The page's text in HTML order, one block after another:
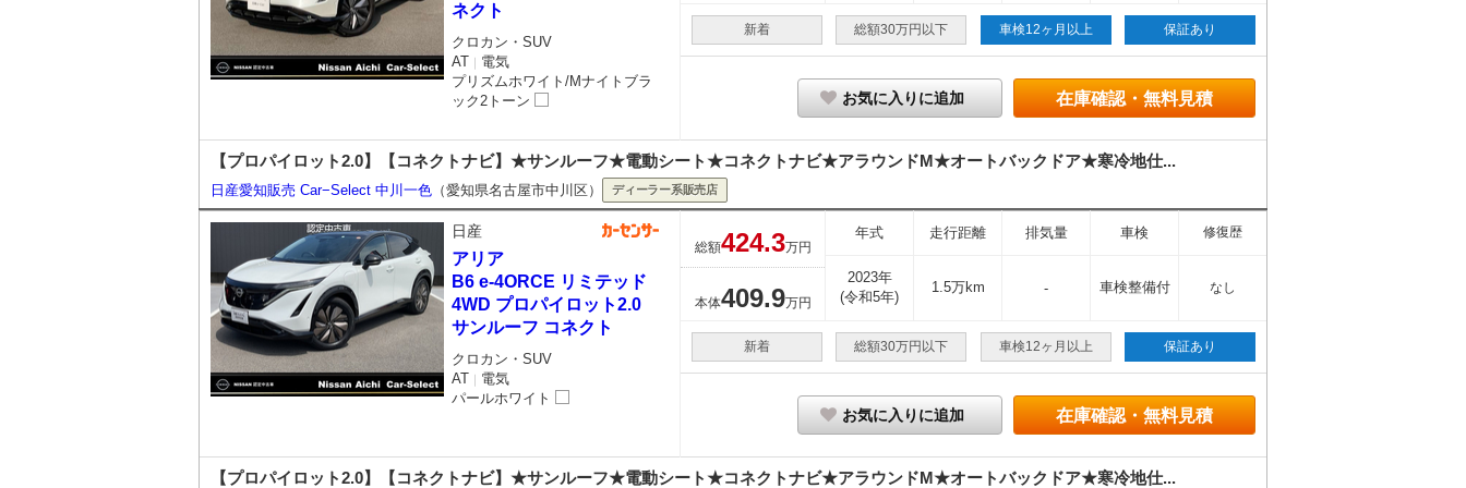
ネクト
クロカン・SUV
AT ｜ 電気
プリズムホワイト/Mナイトブラ
ック2トーン
新着 総額30万円以下 車検12ヶ月以上 保証あり
在庫確認・無料見積
お気に入りに追加
【プロパイロット2.0】【コネクトナビ】★サンルーフ★電動シート★コネクトナビ★アラウンドM★オートバックドア★寒冷地仕...
日産愛知販売 Car−Select 中川一色 （愛知県名古屋市中川区） ディーラー系販売店
日産
アリア
B6 e-4ORCE リミテッド
4WD プロパイロット2.0
サンルーフ コネクト
クロカン・SUV
AT ｜ 電気
パールホワイト
総額424.3万円
本体409.9万円
年式 走行距離 排気量 車検 修復歴
2023年
(令和5年)
1.5万km - 車検整備付 なし
新着 総額30万円以下 車検12ヶ月以上 保証あり
在庫確認・無料見積
お気に入りに追加
【プロパイロット2.0】【コネクトナビ】★サンルーフ★電動シート★コネクトナビ★アラウンドM★オートバックドア★寒冷地仕...